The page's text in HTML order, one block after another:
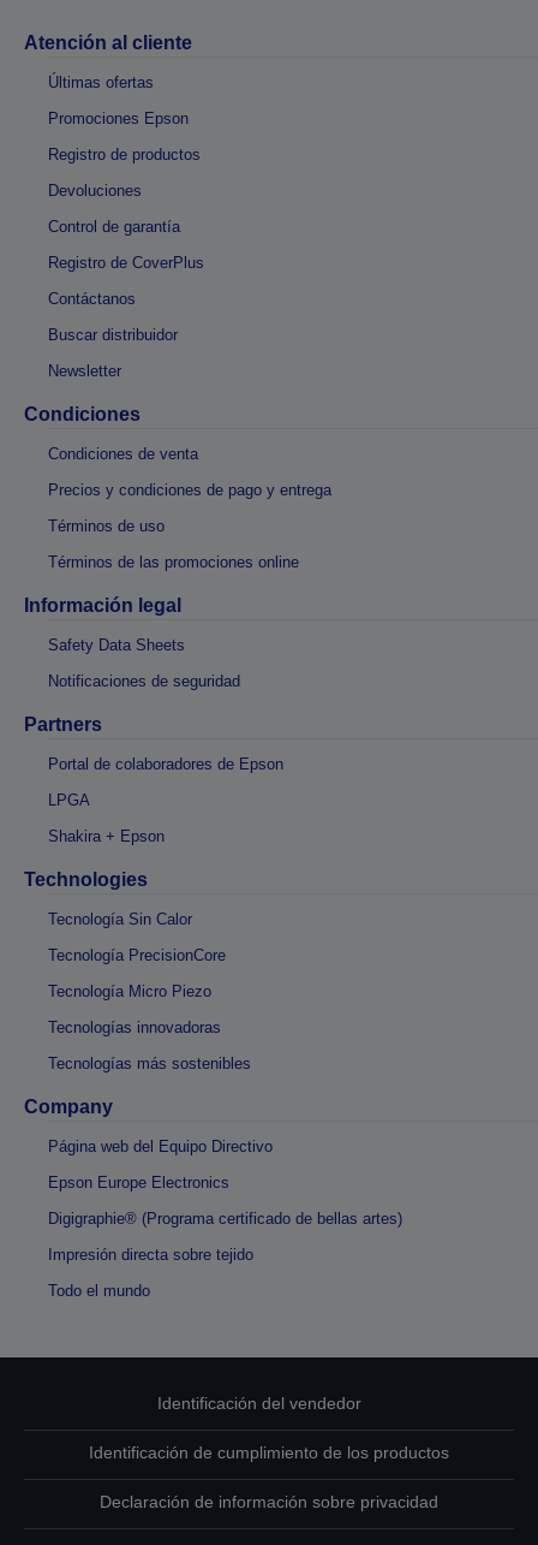
Atención al cliente
Últimas ofertas
Promociones Epson
Registro de productos
Devoluciones
Control de garantía
Registro de CoverPlus
Contáctanos
Buscar distribuidor
Newsletter
Condiciones
Condiciones de venta
Precios y condiciones de pago y entrega
Términos de uso
Términos de las promociones online
Información legal
Safety Data Sheets
Notificaciones de seguridad
Partners
Portal de colaboradores de Epson
LPGA
Shakira + Epson
Technologies
Tecnología Sin Calor
Tecnología PrecisionCore
Tecnología Micro Piezo
Tecnologías innovadoras
Tecnologías más sostenibles
Company
Página web del Equipo Directivo
Epson Europe Electronics
Digigraphie® (Programa certificado de bellas artes)
Impresión directa sobre tejido
Todo el mundo
Identificación del vendedor
Identificación de cumplimiento de los productos
Declaración de información sobre privacidad